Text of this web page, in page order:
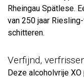
Rheingau Spätlese.
van 250 jaar
schitteren.
Verfijnd,
Deze alcoholvrije